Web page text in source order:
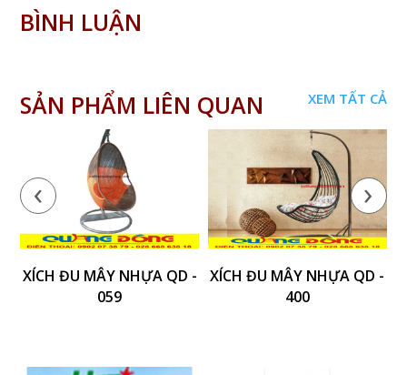
BÌNH LUẬN
SẢN PHẨM LIÊN QUAN XEM TẤT CẢ
XÍCH ĐU MÂY NHỰA QD -
059
XÍCH ĐU MÂY NHỰA QD -
400
‹ ›